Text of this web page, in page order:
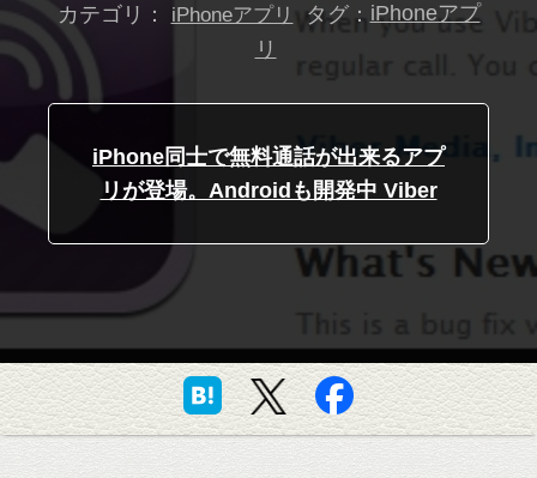
カテゴリ： iPhoneアプリ タグ： iPhoneアプ
リ
iPhone同士で無料通話が出来るアプ
リが登場。Androidも開発中 Viber